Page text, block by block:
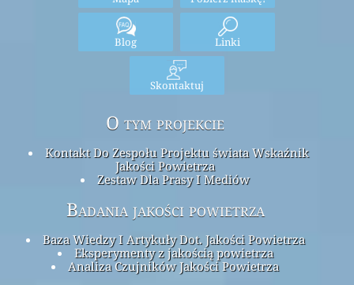
Blog Linki
Skontaktuj
O tym projekcie
Kontakt Do Zespołu Projektu świata Wskaźnik
Jakości Powietrza
Zestaw Dla Prasy I Mediów
Badania jakości powietrza
Baza Wiedzy I Artykuły Dot. Jakości Powietrza
Eksperymenty z jakością powietrza
Analiza Czujników Jakości Powietrza